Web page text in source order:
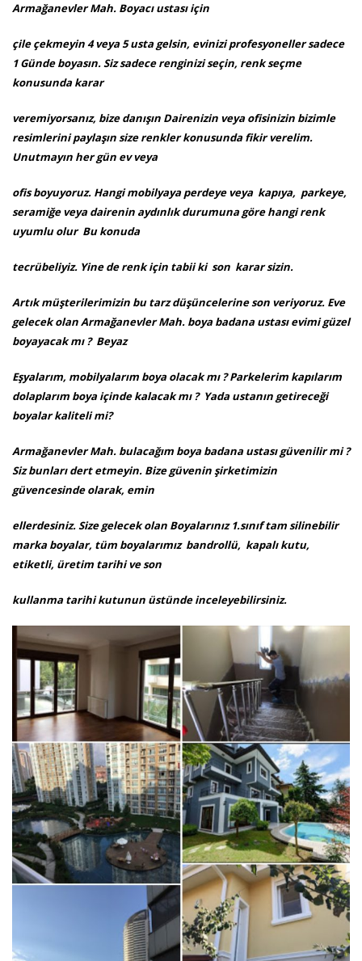
Armağanevler Mah. Boyacı ustası için
çile çekmeyin 4 veya 5 usta gelsin, evinizi profesyoneller sadece
1 Günde boyasın. Siz sadece renginizi seçin, renk seçme
konusunda karar
veremiyorsanız, bize danışın Dairenizin veya ofisinizin bizimle
resimlerini paylaşın size renkler konusunda fikir verelim.
Unutmayın her gün ev veya
ofis boyuyoruz. Hangi mobilyaya perdeye veya kapıya, parkeye,
seramiğe veya dairenin aydınlık durumuna göre hangi renk
uyumlu olur Bu konuda
tecrübeliyiz. Yine de renk için tabii ki son karar sizin.
Artık müşterilerimizin bu tarz düşüncelerine son veriyoruz. Eve
gelecek olan Armağanevler Mah. boya badana ustası evimi güzel
boyayacak mı ? Beyaz
Eşyalarım, mobilyalarım boya olacak mı ? Parkelerim kapılarım
dolaplarım boya içinde kalacak mı ? Yada ustanın getireceği
boyalar kaliteli mi?
Armağanevler Mah. bulacağım boya badana ustası güvenilir mi ?
Siz bunları dert etmeyin. Bize güvenin şirketimizin
güvencesinde olarak, emin
ellerdesiniz. Size gelecek olan Boyalarınız 1.sınıf tam silinebilir
marka boyalar, tüm boyalarımız bandrollü, kapalı kutu,
etiketli, üretim tarihi ve son
kullanma tarihi kutunun üstünde inceleyebilirsiniz.